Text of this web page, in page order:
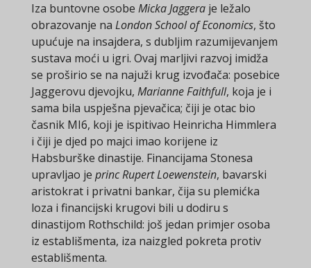
Iza buntovne osobe Micka Jaggeraje ležalo
obrazovanje na London School of Economics, što
upućuje na insajdera, s dubljim razumijevanjem
sustava moći u igri. Ovaj marljivi razvoj imidža
se proširio se na najuži krug izvođača: posebice
Jaggerovu djevojku, Marianne Faithfull, koja je i
sama bila uspješna pjevačica; čiji je otac bio
časnik MI6, koji je ispitivao Heinricha Himmlera
i čiji je djed po majci imao korijene iz
Habsburške dinastije. Financijama Stonesa
upravljao je princ Rupert Loewenstein, bavarski
aristokrat i privatni bankar, čija su plemićka
loza i financijski krugovi bili u dodiru s
dinastijom Rothschild: još jedan primjer osoba
iz establišmenta, iza naizgled pokreta protiv
establišmenta.